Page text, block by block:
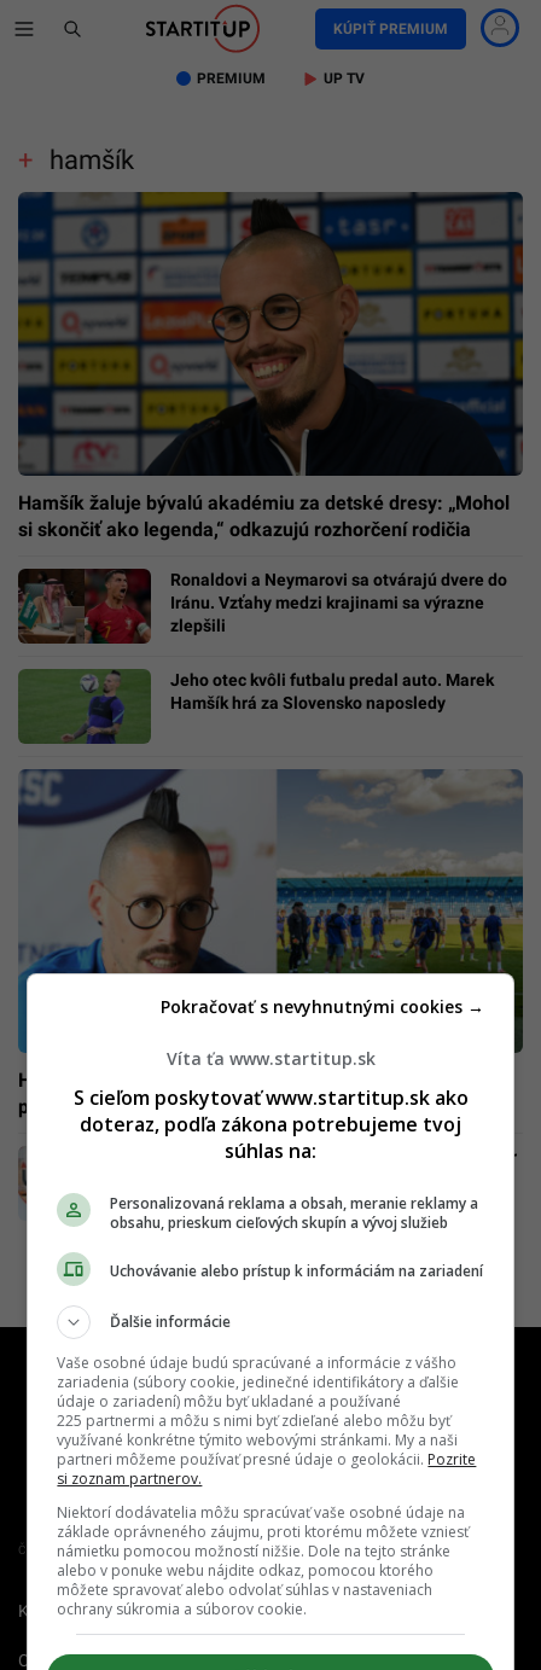
KÚPIŤ PREMIUM
PREMIUM UP TV
hamšík
Hamšík žaluje bývalú akadémiu za detské dresy: „Mohol
si skončiť ako legenda,“ odkazujú rozhorčení rodičia
Ronaldovi a Neymarovi sa otvárajú dvere do
Iránu. Vzťahy medzi krajinami sa výrazne
zlepšili
Jeho otec kvôli futbalu predal auto. Marek
Hamšík hrá za Slovensko naposledy
Hamšík sa rozlúči s reprezentačnou kariérou. Jeho
posledný zápas bude doma
Začínal s Hamšíkom, v Bratislave ponúkal pár
túto prácu musíš mať dar
Člen združenia IAB Slovakia
Kontakt Inzercia
O nás Redakcia
Nahlásiť
Víta ťa www.startitup.sk
S cieľom poskytovať www.startitup.sk ako
doteraz, podľa zákona potrebujeme tvoj
súhlas na:
Personalizovaná reklama a obsah, meranie reklamy a
obsahu, prieskum cieľových skupín a vývoj služieb
Uchovávanie alebo prístup k informáciám na zariadení
Ďalšie informácie
Vaše osobné údaje budú spracúvané a informácie z vášho
zariadenia (súbory cookie, jedinečné identifikátory a ďalšie
údaje o zariadení) môžu byť ukladané a používané
225 partnermi a môžu s nimi byť zdieľané alebo môžu byť
využívané konkrétne týmito webovými stránkami. My a naši
partneri môžeme používať presné údaje o geolokácii. Pozrite
si zoznam partnerov.
Niektorí dodávatelia môžu spracúvať vaše osobné údaje na
základe oprávneného záujmu, proti ktorému môžete vzniesť
námietku pomocou možností nižšie. Dole na tejto stránke
alebo v ponuke webu nájdite odkaz, pomocou ktorého
môžete spravovať alebo odvolať súhlas v nastaveniach
ochrany súkromia a súborov cookie.
Pokračovať s nevyhnutnými cookies →